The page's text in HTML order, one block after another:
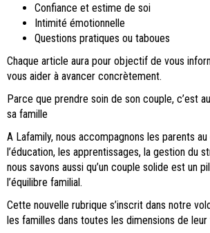
Confiance et estime de soi
Intimité émotionnelle
Questions pratiques ou taboues
Chaque article aura pour objectif de vous
vous aider à avancer concrètement.
Parce que prendre soin de son couple, c’est
sa famille
A Lafamily, nous accompagnons les parents
l’éducation, les apprentissages, la gestion du
nous savons aussi qu’un couple solide est un
l’équilibre familial.
Cette nouvelle rubrique s’inscrit dans notre
les familles dans toutes les dimensions de leur